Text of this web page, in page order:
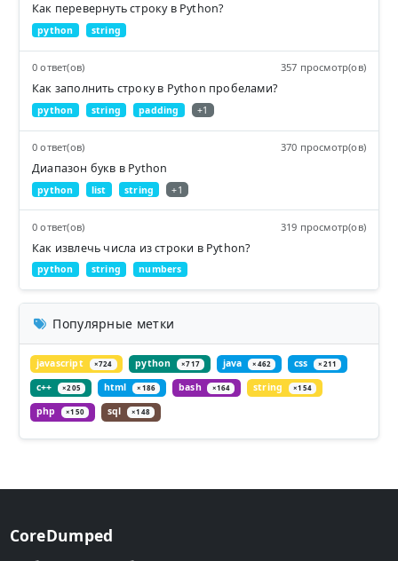
Как перевернуть строку в Python?
python string
0 ответ(ов) 357 просмотр(ов)
Как заполнить строку в Python пробелами?
python string padding +1
0 ответ(ов) 370 просмотр(ов)
Диапазон букв в Python
python list string +1
0 ответ(ов) 319 просмотр(ов)
Как извлечь числа из строки в Python?
python string numbers
Популярные метки
javascript ×724 python ×717 java ×462 css ×211
c++ ×205 html ×186 bash ×164 string ×154
php ×150 sql ×148
CoreDumped